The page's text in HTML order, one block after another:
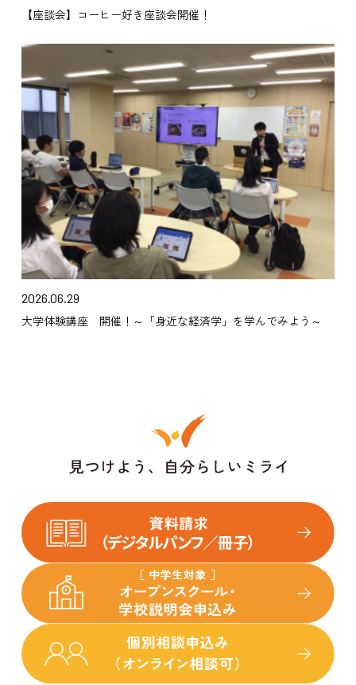
【座談会】コーヒー好き座談会開催！
2026.06.29
大学体験講座 開催！～「身近な経済学」を学んでみよう～